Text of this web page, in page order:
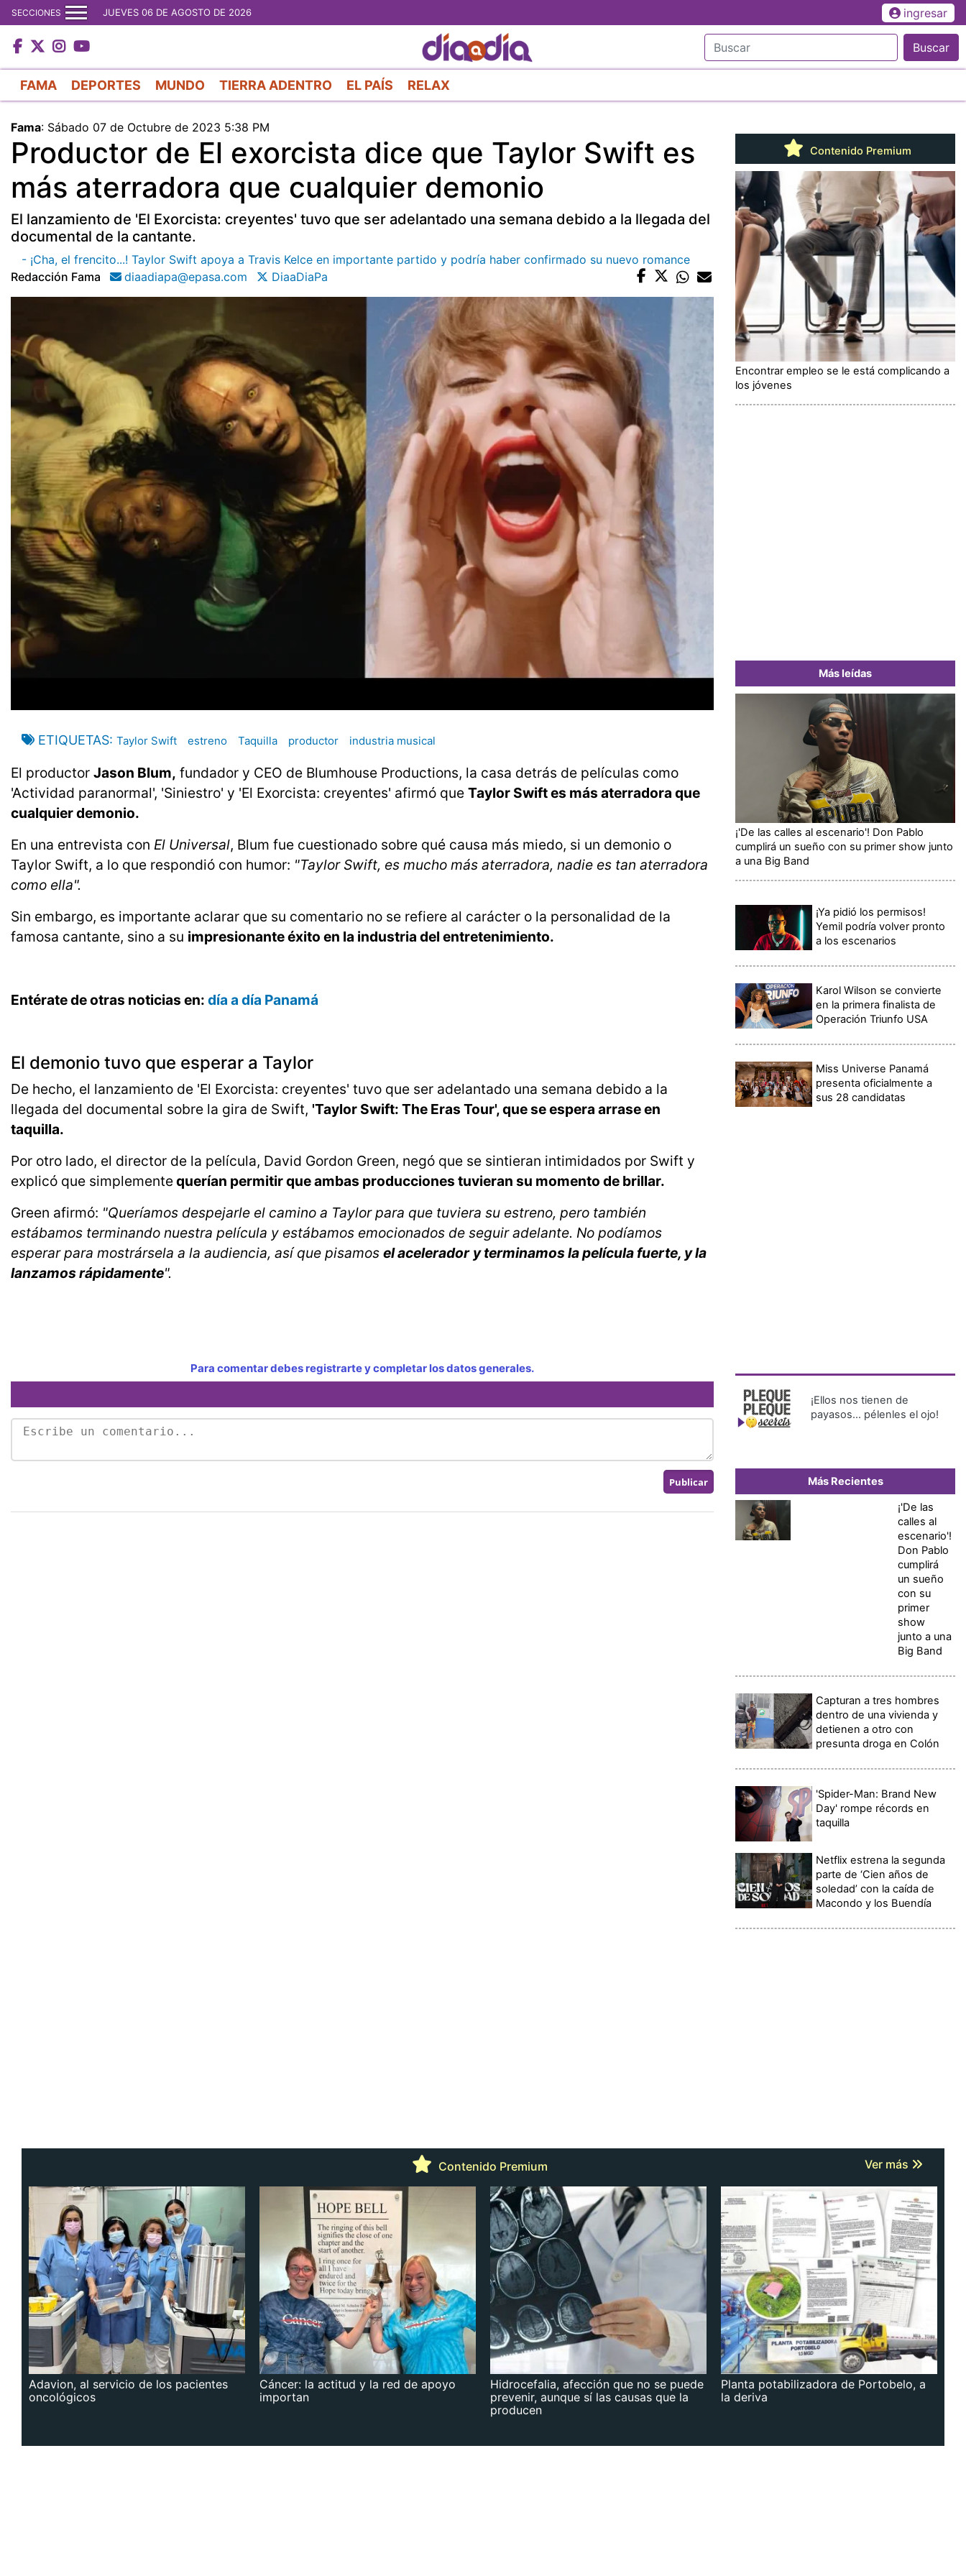
al
contenido
principal
SECCIONES JUEVES 06 DE AGOSTO DE 2026 ingresar
Buscar
FAMA DEPORTES MUNDO TIERRA ADENTRO EL PAÍS RELAX
Fama: Sábado 07 de Octubre de 2023 5:38 PM
Productor de El exorcista dice que Taylor Swift es
más aterradora que cualquier demonio
El lanzamiento de 'El Exorcista: creyentes' tuvo que ser adelantado una semana debido a la llegada del
documental de la cantante.
- ¡Cha, el frencito...! Taylor Swift apoya a Travis Kelce en importante partido y podría haber confirmado su nuevo romance
Redacción Fama
diaadiapa@epasa.com DiaaDiaPa
ETIQUETAS Taylor Swift estreno Taquilla productor industria musical
El productor Jason Blum, fundador y CEO de Blumhouse Productions, la casa detrás de películas como
'Actividad paranormal', 'Siniestro' y 'El Exorcista: creyentes' afirmó que Taylor Swift es más aterradora que
cualquier demonio.
En una entrevista con El Universal, Blum fue cuestionado sobre qué causa más miedo, si un demonio o
Taylor Swift, a lo que respondió con humor: "Taylor Swift, es mucho más aterradora, nadie es tan aterradora
como ella".
Sin embargo, es importante aclarar que su comentario no se refiere al carácter o la personalidad de la
famosa cantante, sino a su impresionante éxito en la industria del entretenimiento.
Entérate de otras noticias en: día a día Panamá
El demonio tuvo que esperar a Taylor
De hecho, el lanzamiento de 'El Exorcista: creyentes' tuvo que ser adelantado una semana debido a la
llegada del documental sobre la gira de Swift, 'Taylor Swift: The Eras Tour', que se espera arrase en
taquilla.
Por otro lado, el director de la película, David Gordon Green, negó que se sintieran intimidados por Swift y
explicó que simplementequerían permitir que ambas producciones tuvieran su momento de brillar.
Green afirmó: "Queríamos despejarle el camino a Taylor para que tuviera su estreno, pero también
estábamos terminando nuestra película y estábamos emocionados de seguir adelante. No podíamos
esperar para mostrársela a la audiencia, así que pisamos el acelerador y terminamos la película fuerte, y la
lanzamos rápidamente".
Para comentar debes registrarte y completar los datos generales.
Contenido Premium
Encontrar empleo se le está complicando a
los jóvenes
Más leídas
¡'De las calles al escenario'! Don Pablo
cumplirá un sueño con su primer show junto
a una Big Band
¡Ya pidió los permisos!
Yemil podría volver pronto
a los escenarios
Karol Wilson se convierte
en la primera finalista de
Operación Triunfo USA
Miss Universe Panamá
presenta oficialmente a
sus 28 candidatas
¡Ellos nos tienen de
payasos… pélenles el ojo!
Más Recientes
¡'De las
calles al
escenario'!
Don Pablo
cumplirá
un sueño
con su
primer
show
junto a una
Big Band
Capturan a tres hombres
dentro de una vivienda y
detienen a otro con
presunta droga en Colón
'Spider-Man: Brand New
Day' rompe récords en
taquilla
Netflix estrena la segunda
parte de ‘Cien años de
soledad’ con la caída de
Macondo y los Buendía
Contenido Premium Ver más
Adavion, al servicio de los pacientes
oncológicos
Cáncer: la actitud y la red de apoyo
importan
Hidrocefalia, afección que no se puede
prevenir, aunque sí las causas que la
producen
Planta potabilizadora de Portobelo, a
la deriva